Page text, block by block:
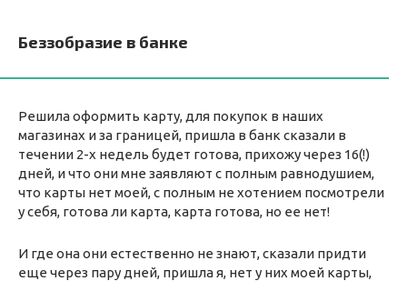
Беззобразие в банке
Решила оформить карту, для покупок в наших
магазинах и за границей, пришла в банк сказали в
течении 2-х недель будет готова, прихожу через 16(!)
дней, и что они мне заявляют с полным равнодушием,
что карты нет моей, с полным не хотением посмотрели
у себя, готова ли карта, карта готова, но ее нет!
И где она они естественно не знают, сказали придти
еще через пару дней, пришла я, нет у них моей карты,